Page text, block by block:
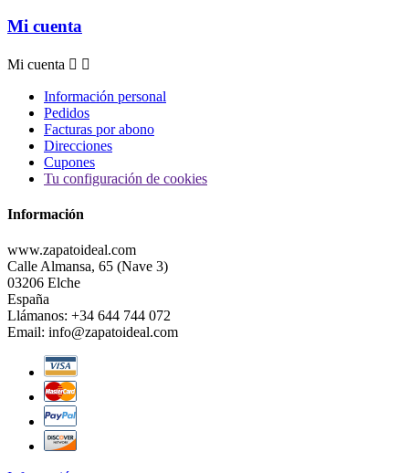
Mi cuenta
Mi cuenta  
Información personal
Pedidos
Facturas por abono
Direcciones
Cupones
Tu configuración de cookies
Información
www.zapatoideal.com
Calle Almansa, 65 (Nave 3)
03206 Elche
España
Llámanos: +34 644 744 072
Email: info@zapatoideal.com